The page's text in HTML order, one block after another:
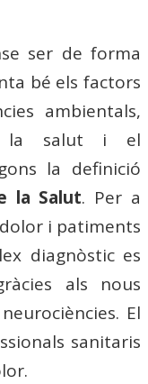
ser de forma
bé els factors
ambientals,
la salut i el
la definició
la Salut. Per a
i patiments
diagnòstic es
als nous
El
sanitaris